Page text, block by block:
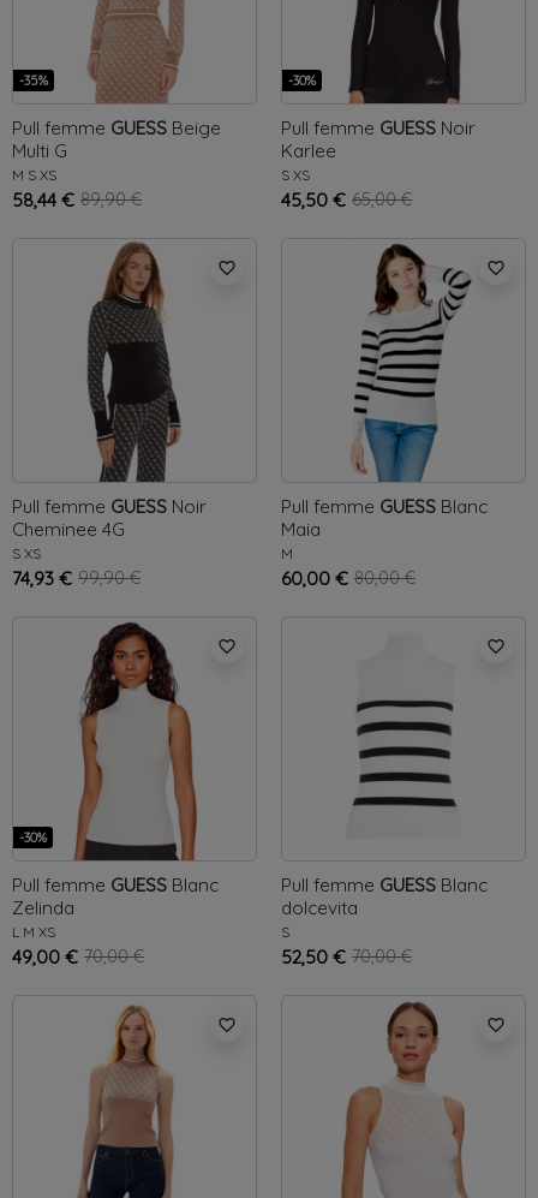
-35%
Pull femme GUESS Beige
Multi G
M S XS
58,44 € 89,90 €
-30%
Pull femme GUESS Noir
Karlee
S XS
45,50 € 65,00 €
favorite_border
Pull femme GUESS Noir
Cheminee 4G
S XS
74,93 € 99,90 €
favorite_border
Pull femme GUESS Blanc
Maia
M
60,00 € 80,00 €
favorite_border
-30%
Pull femme GUESS Blanc
Zelinda
L M XS
49,00 € 70,00 €
favorite_border
Pull femme GUESS Blanc
dolcevita
S
52,50 € 70,00 €
favorite_border favorite_border